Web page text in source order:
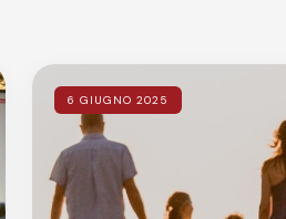
6 GIUGNO 2025